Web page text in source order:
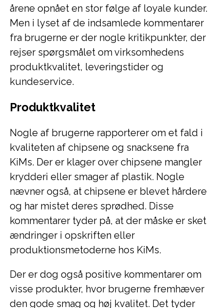
årene opnået en stor følge af loyale kunder.
Men i lyset af de indsamlede kommentarer
fra brugerne er der nogle kritikpunkter, der
rejser spørgsmålet om virksomhedens
produktkvalitet, leveringstider og
kundeservice.
Produktkvalitet
Nogle af brugerne rapporterer om et fald i
kvaliteten af chipsene og snacksene fra
KiMs. Der er klager over chipsene mangler
krydderi eller smager af plastik. Nogle
nævner også, at chipsene er blevet hårdere
og har mistet deres sprødhed. Disse
kommentarer tyder på, at der måske er sket
ændringer i opskriften eller
produktionsmetoderne hos KiMs.
Der er dog også positive kommentarer om
visse produkter, hvor brugerne fremhæver
den gode smag og høj kvalitet. Det tyder